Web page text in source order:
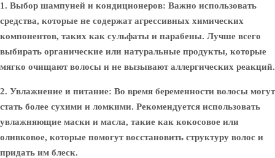
1. Выбор шампуней и кондиционеров: Важно использовать
средства, которые не содержат агрессивных химических
компонентов, таких как сульфаты и парабены. Лучше всего
выбирать органические или натуральные продукты, которые
мягко очищают волосы и не вызывают аллергических реакций.
2. Увлажнение и питание: Во время беременности волосы могут
стать более сухими и ломкими. Рекомендуется использовать
увлажняющие маски и масла, такие как кокосовое или
оливковое, которые помогут восстановить структуру волос и
придать им блеск.